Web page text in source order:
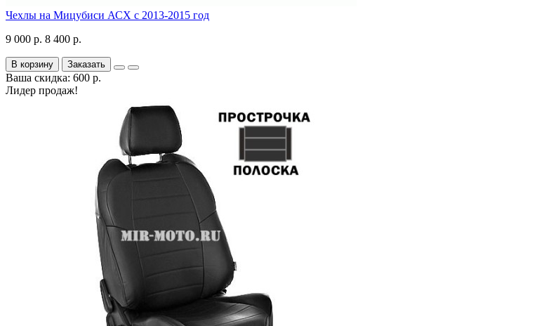
Чехлы на Мицубиси АСХ с 2013-2015 год
9 000 р. 8 400 р.
В корзину Заказать
Ваша скидка: 600 р.
Лидер продаж!